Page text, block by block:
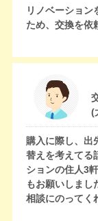
リノベーション
ため、交換を依
(
購入に際し、出
替えを考えてる
ションの住人3
もお願いしまし
相談にのってく